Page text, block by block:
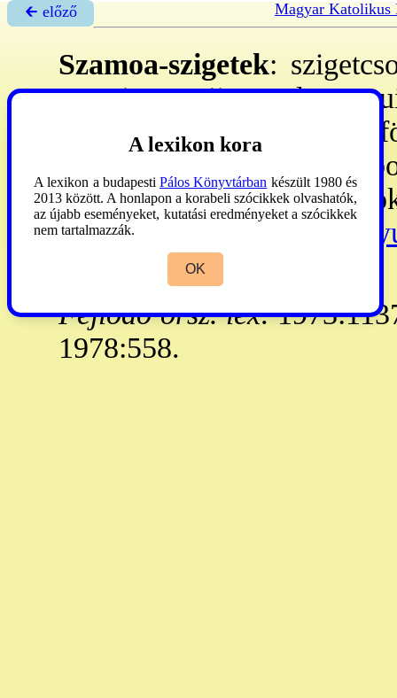
🡰 előző Magyar Katolikus
Szamoa-szigetek:
szg-ei: Savaii, Upolu,
1721: a holl-ok fedezték
Nieu ang., a Savaii és
Az I. vh. után a ném.
alakult ki a független
Fejlődő orsz. lex.
1978:558.
A lexikon kora
A lexikon a budapesti Pálos Könyvtárban készült 1980 és
2013 között. A honlapon a korabeli szócikkek olvashatók,
az újabb eseményeket, kutatási eredményeket a szócikkek
nem tartalmazzák.
OK